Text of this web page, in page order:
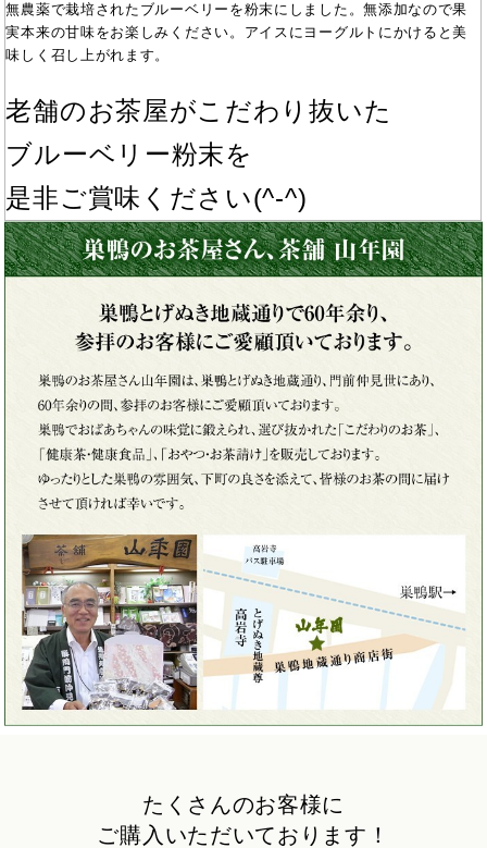
無農薬で栽培されたブルーベリーを粉末にしました。無添加なので果
実本来の甘味をお楽しみください。アイスにヨーグルトにかけると美
味しく召し上がれます。
老舗のお茶屋がこだわり抜いた
ブルーベリー粉末を
是非ご賞味ください(^-^)
たくさんのお客様に
ご購入いただいております！